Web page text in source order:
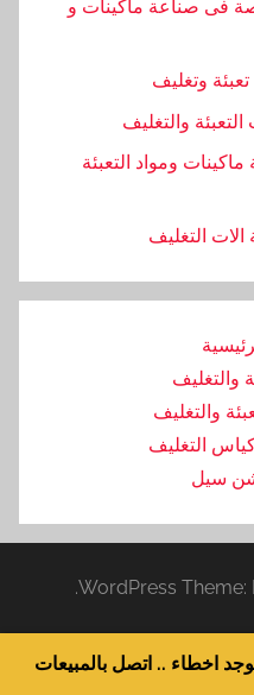
فى صناعة ماكينات و
وتغليف
والتغليف
ومواد التعبئة
التغليف
والتغليف
والتغليف
التغليف
سيل
WordPress Theme: